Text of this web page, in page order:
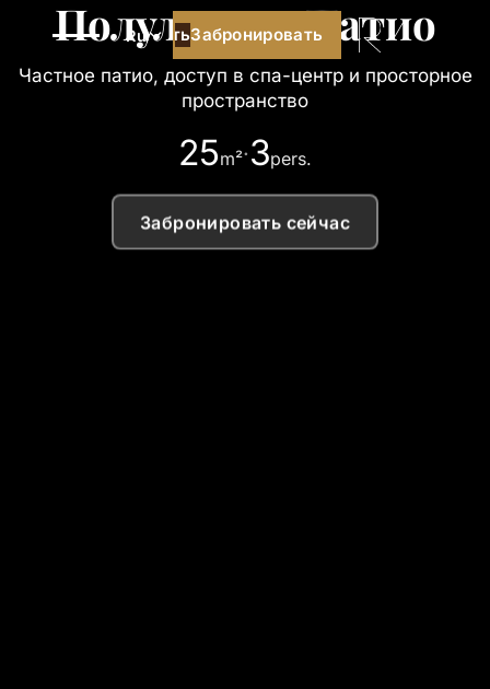
Ru Забронировать
Забронировать
Полулюкс – Патио
Частное патио, доступ в спа-центр и просторное
пространство
25m²·3pers.
Забронировать сейчас